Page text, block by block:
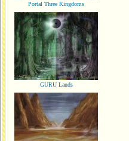
Portal Three Kingdoms
GURU Lands